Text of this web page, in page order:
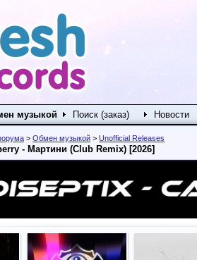
музыкой Поиск (заказ) Новости
> Обмен музыкой > Unofficial Releases
- Мартини (Club Remix) [2026]